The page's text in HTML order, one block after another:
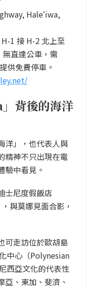
Haleʻiwa,
1 接 H-2 北上至
直達公車，需
供免費停車。
背後的海洋
洋」，也代表人與
精神不只出現在電
驗中看見。
士尼度假飯店
與莫娜見面合影，
可走訪位於歐胡島
中心（Polynesian
西亞文化的代表性
亞、東加、斐濟、